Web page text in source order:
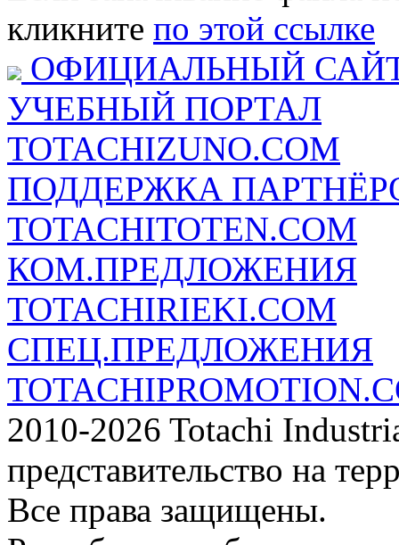
кликните по этой ссылке
ОФИЦИАЛЬНЫЙ
УЧЕБНЫЙ ПОРТАЛ
TOTACHIZUNO.COM
ПОДДЕРЖКА
TOTACHITOTEN.COM
КОМ.ПРЕДЛОЖЕНИЯ
TOTACHIRIEKI.COM
СПЕЦ.ПРЕДЛОЖЕНИЯ
2010-2026 Totachi
представительство на
Все права защищены.